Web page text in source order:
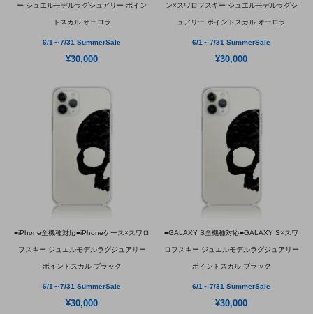
ー ジュエルモデルラグジュアリー ポイン
トスカル オーロラ
6/1～7/31 SummerSale
¥30,000
ン×スワロフスキー ジュエルモデルラグジ
ュアリー ポイントスカル オーロラ
6/1～7/31 SummerSale
¥30,000
■iPhone全機種対応■iPhoneケース×スワロ
フスキー ジュエルモデルラグジュアリー
ポイントスカル ブラック
6/1～7/31 SummerSale
¥30,000
■GALAXY S全機種対応■GALAXY S×スワ
ロフスキー ジュエルモデルラグジュアリー
ポイントスカル ブラック
6/1～7/31 SummerSale
¥30,000